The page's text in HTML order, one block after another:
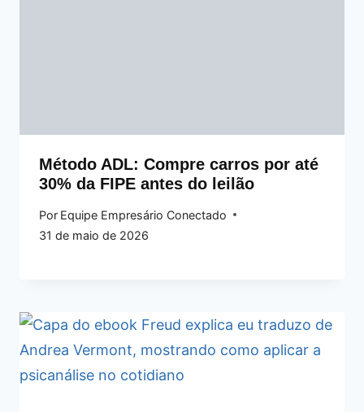
Método ADL: Compre carros por até
30% da FIPE antes do leilão
Por Equipe Empresário Conectado
31 de maio de 2026